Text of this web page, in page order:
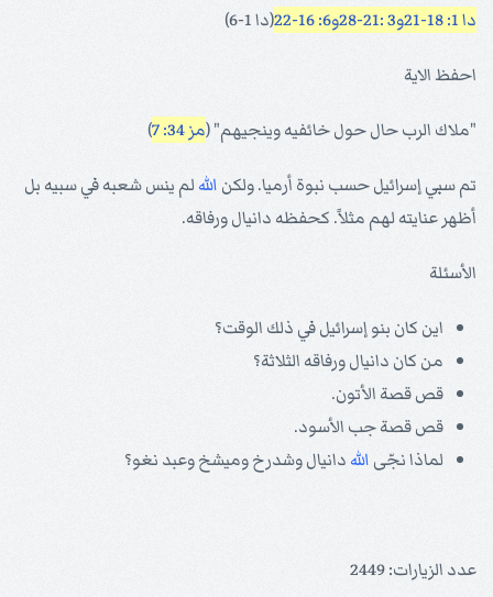
دا 1: 18-21 و3 :21-28 و6: 16-22 (دا 1-6)
احفظ الاية
"ملاك الرب حال حول خائفيه وينجيهم" (مز 34: 7 )
تم سبي إسرائيل حسب نبوة أرميا. ولكن الله لم ينس شعبه في سبيه بل
أظهر عنايته لهم مثلاً. كحفظه دانيال ورفاقه.
الأسئلة
اين كان بنو إسرائيل في ذلك الوقت؟
من كان دانيال ورفاقه الثلاثة؟
قص قصة الأتون.
قص قصة جب الأسود.
لماذا نجّى الله دانيال وشدرخ وميشخ وعبد نغو؟
عدد الزيارات: 2449